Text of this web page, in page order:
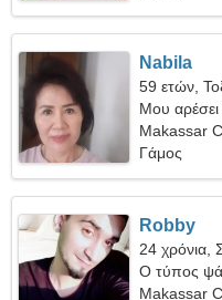
Nabila
59 ετών,
Μου αρέσει
Makassar
Γάμος
Robby
24 χρόνια,
Ο τύπος
Makassar